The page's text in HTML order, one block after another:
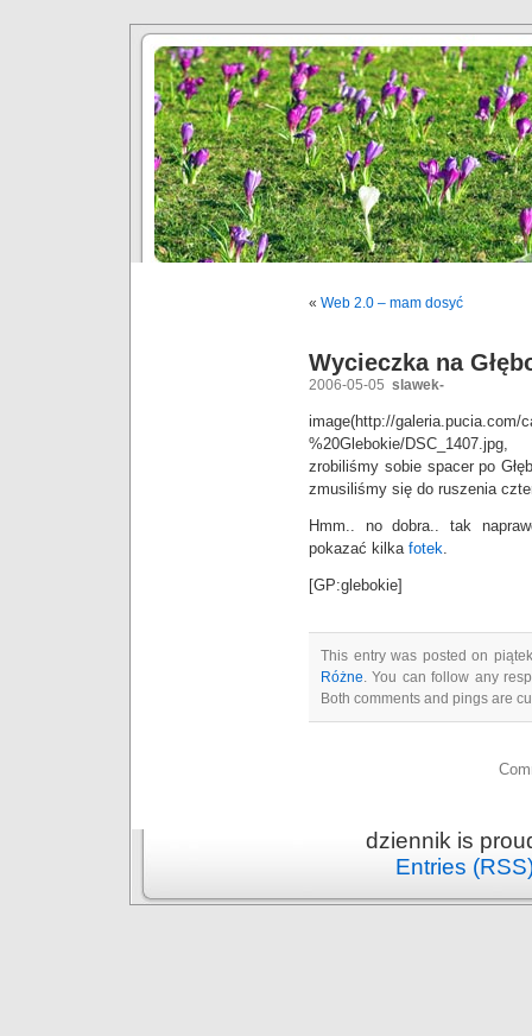
« Web 2.0 – mam dosyć
Wycieczka na
2006-05-05 slawek-
image(http://galeria.pucia.com/
%20Glebokie/
zrobiliśmy sobie spacer po
zmusiliśmy się do ruszenia
Hmm.. no dobra.. tak
pokazać kilka fotek.
[GP:glebokie]
This entry was posted on
Różne. You can follow any
Both comments and pings are
dziennik is
Entries